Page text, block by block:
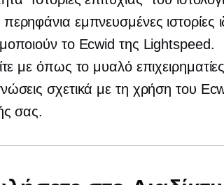
εμπνευσμένες ιστορίες
το Ecwid της Lightspeed.
με όπως το μυαλό
σχετικά με τη χρήση του
σας.